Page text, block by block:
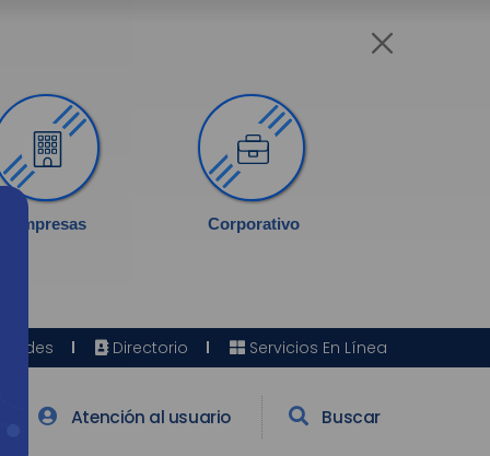
Empresas Corporativo
Sedes Directorio Servicios En Línea
Atención al usuario Buscar